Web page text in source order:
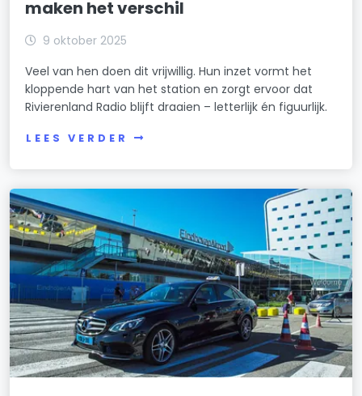
maken het verschil
9 oktober 2025
Veel van hen doen dit vrijwillig. Hun inzet vormt het
kloppende hart van het station en zorgt ervoor dat
Rivierenland Radio blijft draaien – letterlijk én figuurlijk.
LEES VERDER